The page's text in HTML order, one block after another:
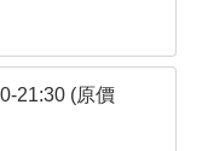
21:30 (原價